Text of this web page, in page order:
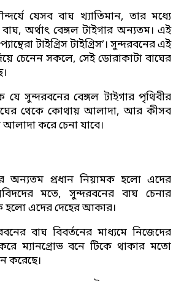
যেসব বাঘ খ্যাতিমান, তার মধ্যে
বাঘ, অর্থাৎ বেঙ্গল টাইগার অন্যতম। এই
টাইগ্রিস টাইগ্রিস’। সুন্দরবনের এই
চেনেন সকলে, সেই ডোরাকাটা বাঘের
সুন্দরবনের বেঙ্গল টাইগার পৃথিবীর
থেকে কোথায় আলাদা, আর কীসব
আলাদা করে চেনা যাবে।
অন্যতম প্রধান নিয়ামক হলো এদের
মতে, সুন্দরবনের বাঘ চেনার
হলো এদের দেহের আকার।
বাঘ বিবর্তনের মাধ্যমে নিজেদের
ম্যানগ্রোভ বনে টিকে থাকার মতো
করেছে।